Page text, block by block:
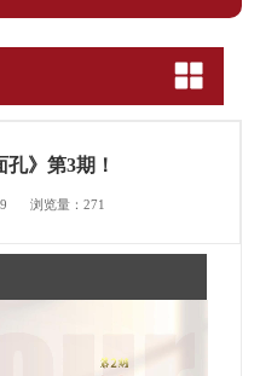
孔》第3期！
浏览量： 271